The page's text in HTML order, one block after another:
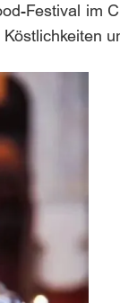
Festival im